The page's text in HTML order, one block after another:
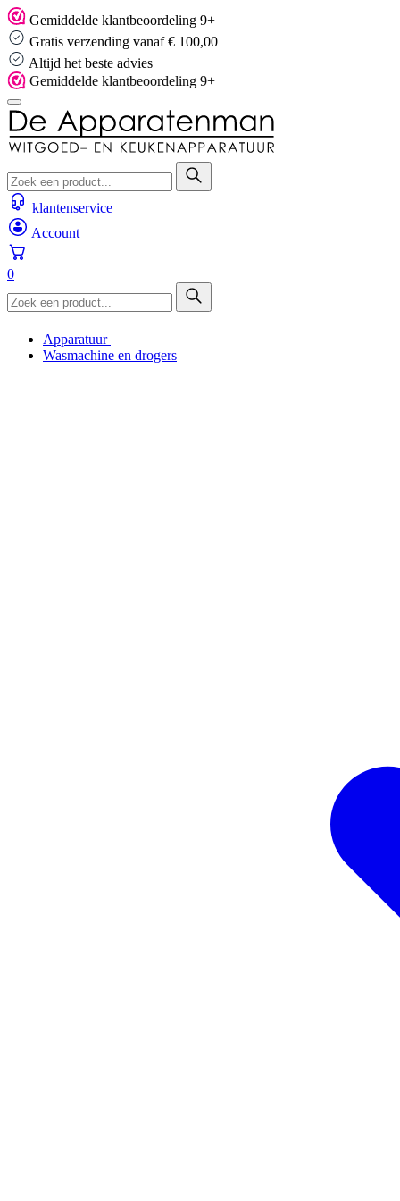
Skip
to
content
Gemiddelde klantbeoordeling 9+
Gratis verzending vanaf € 100,00
Altijd het beste advies
Gemiddelde klantbeoordeling 9+
klantenservice
Account
0
Apparatuur
Wasmachine en drogers